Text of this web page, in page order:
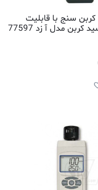
سنج با قابلیت
کربن مدل آ زد 77597